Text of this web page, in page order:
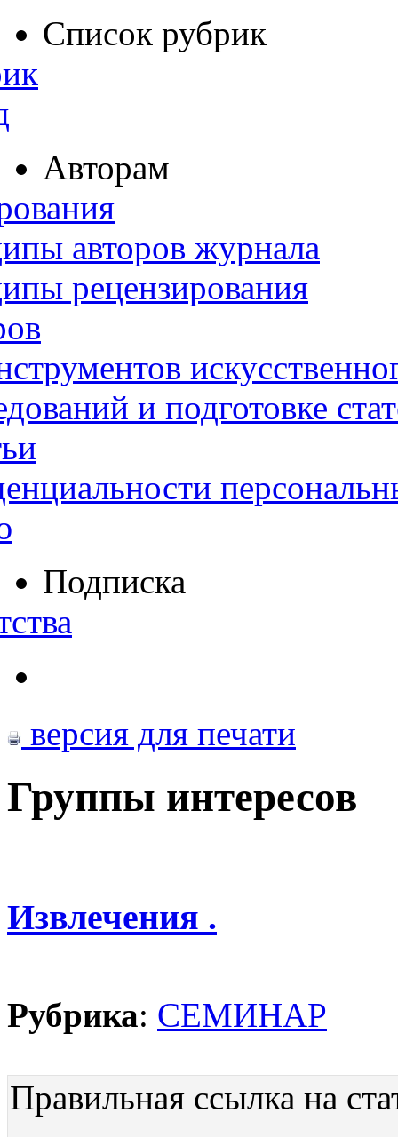
Список рубрик
Авторам
авторов журнала
рецензирования
и подготовке
Подписка
версия для печати
Группы интересов
Извлечения .
Рубрика: СЕМИНАР
Правильная ссылка на